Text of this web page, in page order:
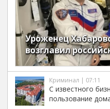
Уроженец
возглавил
Криминал | 07:11
С известного
пользование